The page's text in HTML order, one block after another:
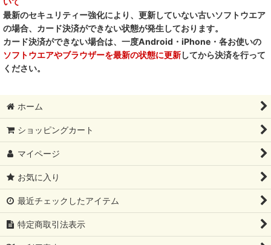
最新のセキュリティー強化により、更新していない古いソフトウエア
の場合、カード決済ができない状態が発生しております。
カード決済ができない場合は、一度Android・iPhone・各お使いの
ソフトウエアやブラウザーを最新の状態に更新してから決済を行って
ください。
ホーム
ショッピングカート
マイページ
お気に入り
最近チェックしたアイテム
特定商取引法表示